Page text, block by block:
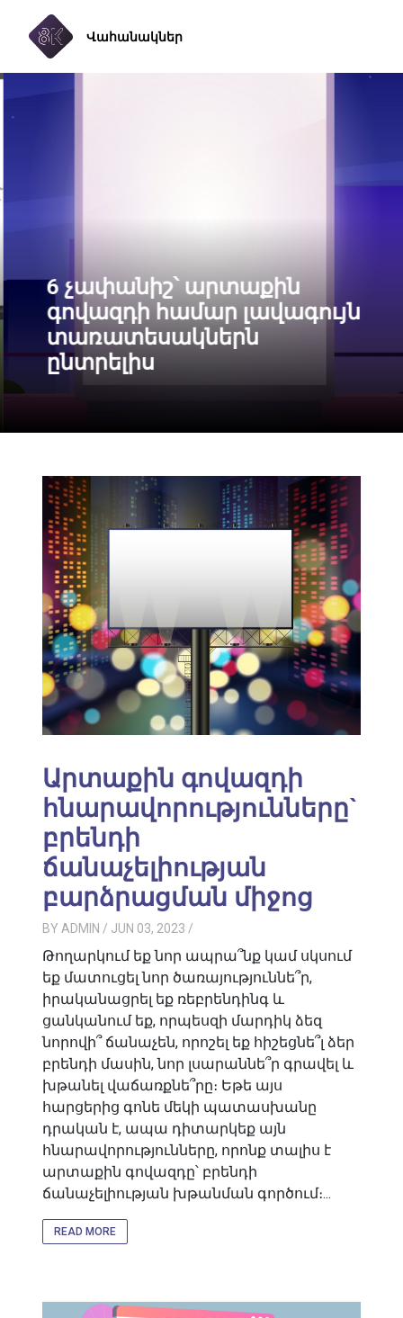
Վահանակներ
6 չափանիշ՝ արտաքին
գովազդի համար լավագույն
տառատեսակներն
ընտրելիս
Արտաքին գովազդի
հնարավորությունները`
բրենդի
ճանաչելիության
բարձրացման միջոց
BY ADMIN / JUN 03, 2023 /
Թողարկում եք նոր ապրա՞նք կամ սկսում
եք մատուցել նոր ծառայություննե՞ր,
իրականացրել եք ռեբրենդինգ և
ցանկանում եք, որպեսզի մարդիկ ձեզ
նորովի՞ ճանաչեն, որոշել եք հիշեցնե՞լ ձեր
բրենդի մասին, նոր լսարաննե՞ր գրավել և
խթանել վաճառքնե՞րը։ Եթե այս
հարցերից գոնե մեկի պատասխանը
դրական է, ապա դիտարկեք այն
հնարավորությունները, որոնք տալիս է
արտաքին գովազդը՝ բրենդի
ճանաչելիության խթանման գործում։...
READ MORE